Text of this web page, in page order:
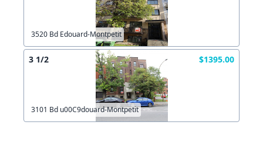
3520 Bd Edouard-Montpetit
3 1/2 $1395.00
3101 Bd u00C9douard-Montpetit